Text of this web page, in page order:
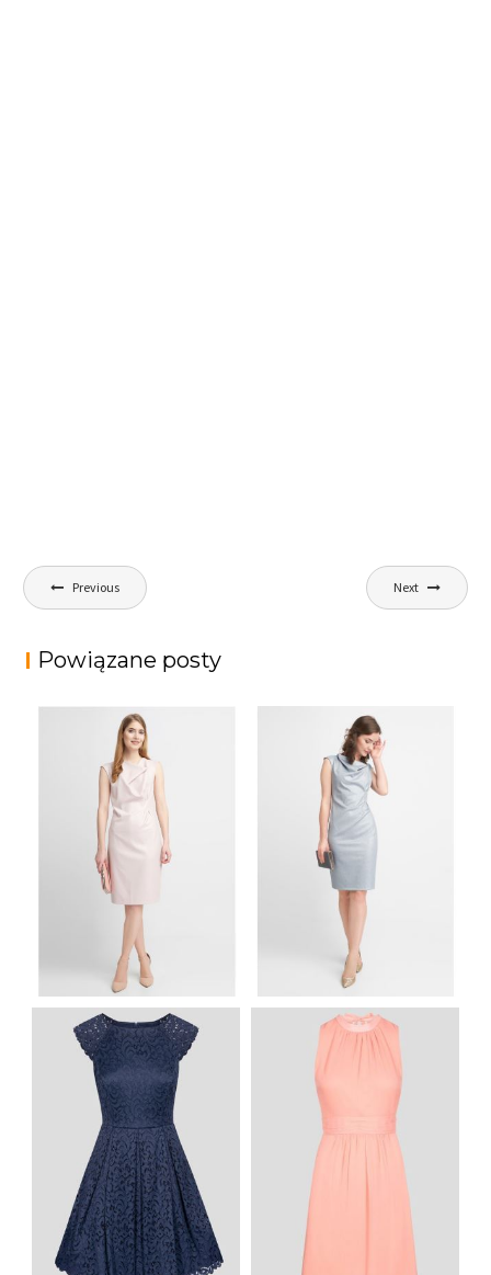
Nawigacja
wpisu
Previous Next
Powiązane posty
ELEGANCKA
SZARONIEBIESKA
SUKIENKA Z
DEKOLTEM WODA
ELEGANCKA
JASNORÓŻOWA
SUKIENKA Z
DEKOLTEM WODA